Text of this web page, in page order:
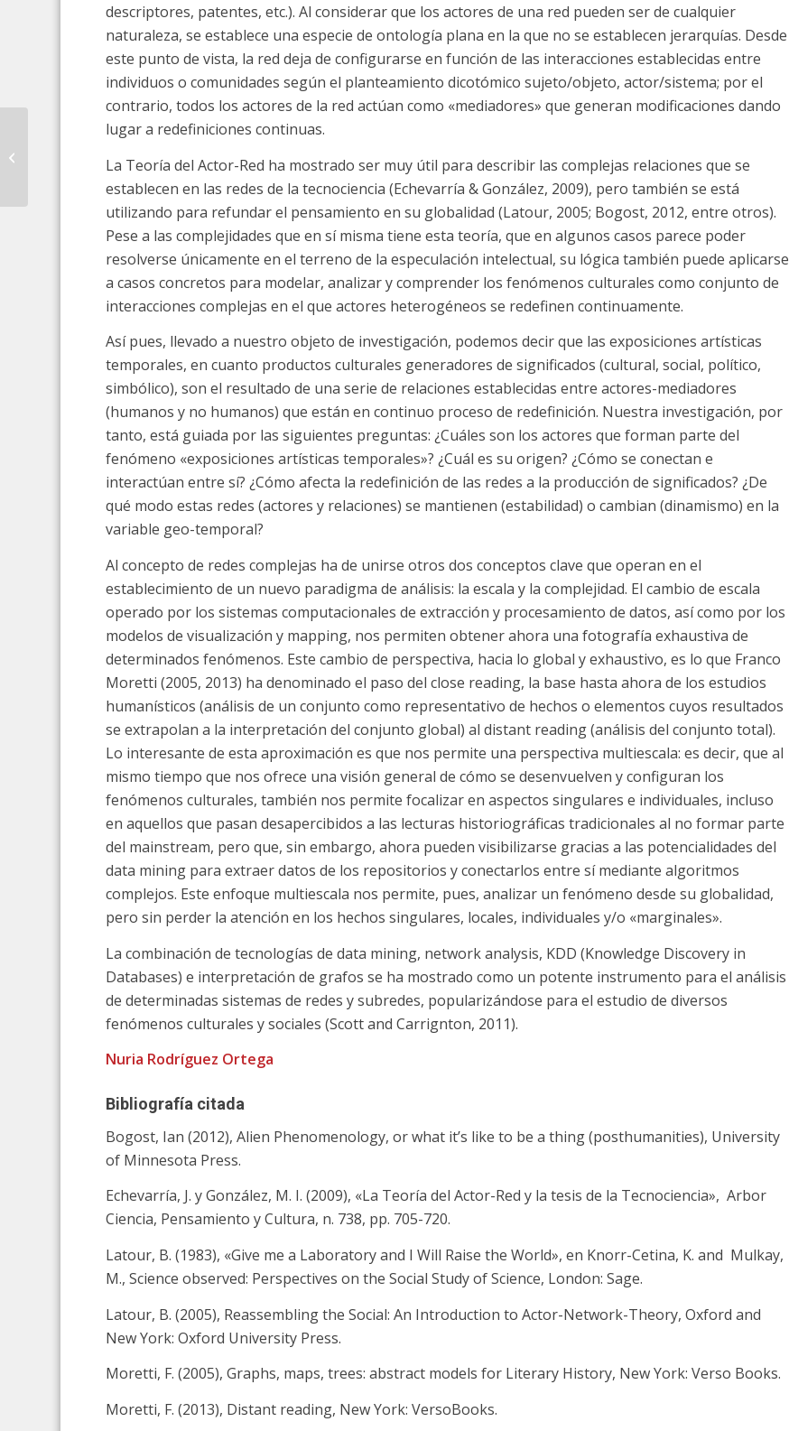
descriptores, patentes, etc.). Al considerar que los actores de una red pueden ser de cualquier
naturaleza, se establece una especie de ontología plana en la que no se establecen jerarquías. Desde
este punto de vista, la red deja de configurarse en función de las interacciones establecidas entre
individuos o comunidades según el planteamiento dicotómico sujeto/objeto, actor/sistema; por el
contrario, todos los actores de la red actúan como «mediadores» que generan modificaciones dando
lugar a redefiniciones continuas.
La Teoría del Actor-Red ha mostrado ser muy útil para describir las complejas relaciones que se
establecen en las redes de la tecnociencia (Echevarría & González, 2009), pero también se está
utilizando para refundar el pensamiento en su globalidad (Latour, 2005; Bogost, 2012, entre otros).
Pese a las complejidades que en sí misma tiene esta teoría, que en algunos casos parece poder
resolverse únicamente en el terreno de la especulación intelectual, su lógica también puede aplicarse
a casos concretos para modelar, analizar y comprender los fenómenos culturales como conjunto de
interacciones complejas en el que actores heterogéneos se redefinen continuamente.
Así pues, llevado a nuestro objeto de investigación, podemos decir que las exposiciones artísticas
temporales, en cuanto productos culturales generadores de significados (cultural, social, político,
simbólico), son el resultado de una serie de relaciones establecidas entre actores-mediadores
(humanos y no humanos) que están en continuo proceso de redefinición. Nuestra investigación, por
tanto, está guiada por las siguientes preguntas: ¿Cuáles son los actores que forman parte del
fenómeno «exposiciones artísticas temporales»? ¿Cuál es su origen? ¿Cómo se conectan e
interactúan entre sí? ¿Cómo afecta la redefinición de las redes a la producción de significados? ¿De
qué modo estas redes (actores y relaciones) se mantienen (estabilidad) o cambian (dinamismo) en la
variable geo-temporal?
Al concepto de redes complejas ha de unirse otros dos conceptos clave que operan en el
establecimiento de un nuevo paradigma de análisis: la escala y la complejidad. El cambio de escala
operado por los sistemas computacionales de extracción y procesamiento de datos, así como por los
modelos de visualización y mapping, nos permiten obtener ahora una fotografía exhaustiva de
determinados fenómenos. Este cambio de perspectiva, hacia lo global y exhaustivo, es lo que Franco
Moretti (2005, 2013) ha denominado el paso del close reading, la base hasta ahora de los estudios
humanísticos (análisis de un conjunto como representativo de hechos o elementos cuyos resultados
se extrapolan a la interpretación del conjunto global) al distant reading (análisis del conjunto total).
Lo interesante de esta aproximación es que nos permite una perspectiva multiescala: es decir, que al
mismo tiempo que nos ofrece una visión general de cómo se desenvuelven y configuran los
fenómenos culturales, también nos permite focalizar en aspectos singulares e individuales, incluso
en aquellos que pasan desapercibidos a las lecturas historiográficas tradicionales al no formar parte
del mainstream, pero que, sin embargo, ahora pueden visibilizarse gracias a las potencialidades del
data mining para extraer datos de los repositorios y conectarlos entre sí mediante algoritmos
complejos. Este enfoque multiescala nos permite, pues, analizar un fenómeno desde su globalidad,
pero sin perder la atención en los hechos singulares, locales, individuales y/o «marginales».
La combinación de tecnologías de data mining, network analysis, KDD (Knowledge Discovery in
Databases) e interpretación de grafos se ha mostrado como un potente instrumento para el análisis
de determinadas sistemas de redes y subredes, popularizándose para el estudio de diversos
fenómenos culturales y sociales (Scott and Carrignton, 2011).
Nuria Rodríguez Ortega
Bibliografía citada
Bogost, Ian (2012),Alien Phenomenology, or what it’s like to be a thing (posthumanities), University
of Minnesota Press.
Echevarría, J. y González, M. I. (2009), «La Teoría del Actor-Red y la tesis de la Tecnociencia», Arbor
Ciencia, Pensamiento y Cultura, n. 738, pp. 705-720.
Latour, B. (1983), «Give me a Laboratory and I Will Raise the World», en Knorr-Cetina, K. and Mulkay,
M.,Science observed: Perspectives on the Social Study of Science, London: Sage.
Latour, B. (2005), Reassembling the Social: An Introduction to Actor-Network-Theory, Oxford and
New York: Oxford University Press.
Moretti, F. (2005),Graphs, maps, trees: abstract models for Literary History, New York: Verso Books.
Moretti, F. (2013), Distant reading, New York: VersoBooks.
iArtHis_Lab y las